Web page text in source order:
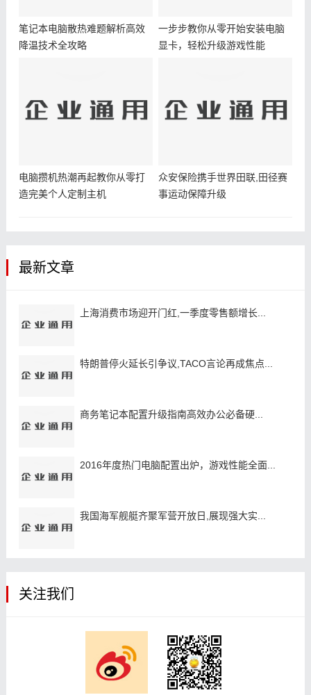
笔记本电脑散热难题解析高效
降温技术全攻略
一步步教你从零开始安装电脑
显卡，轻松升级游戏性能
电脑攒机热潮再起教你从零打
造完美个人定制主机
众安保险携手世界田联,田径赛
事运动保障升级
最新文章
上海消费市场迎开门红,一季度零售额增长...
特朗普停火延长引争议,TACO言论再成焦点...
商务笔记本配置升级指南高效办公必备硬...
2016年度热门电脑配置出炉，游戏性能全面...
我国海军舰艇齐聚军营开放日,展现强大实...
关注我们